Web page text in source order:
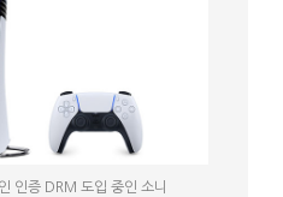
인증 DRM 도입 중인 소니